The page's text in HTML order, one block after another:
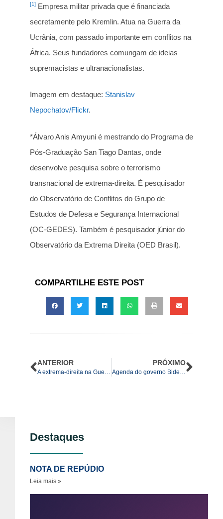
[1] Empresa militar privada que é financiada
secretamente pelo Kremlin. Atua na Guerra da
Ucrânia, com passado importante em conflitos na
África. Seus fundadores comungam de ideias
supremacistas e ultranacionalistas.
Imagem em destaque: Stanislav
Nepochatov/Flickr.
*Álvaro Anis Amyuni é mestrando do Programa de
Pós-Graduação San Tiago Dantas, onde
desenvolve pesquisa sobre o terrorismo
transnacional de extrema-direita. É pesquisador
do Observatório de Conflitos do Grupo de
Estudos de Defesa e Segurança Internacional
(OC-GEDES). Também é pesquisador júnior do
Observatório da Extrema Direita (OED Brasil).
COMPARTILHE ESTE POST
ANTERIOR
A extrema-direita na Guerra da Ucrânia: do Euromaidan às fileiras do exército ucraniano – Parte 1
PRÓXIMO
Agenda do governo Biden para a América Central e a reestruturação da hegemonia dos EUA
Destaques
NOTA DE REPÚDIO
Leia mais »